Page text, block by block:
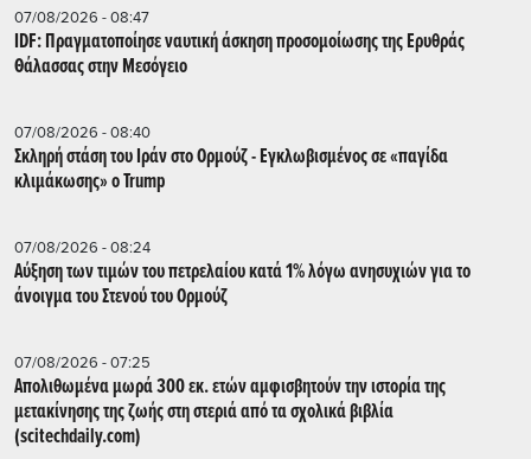
07/08/2026 - 08:47
IDF: Πραγματοποίησε ναυτική άσκηση προσομοίωσης της Ερυθράς
Θάλασσας στην Μεσόγειο
07/08/2026 - 08:40
Σκληρή στάση του Ιράν στο Ορμούζ - Εγκλωβισμένος σε «παγίδα
κλιμάκωσης» ο Trump
07/08/2026 - 08:24
Αύξηση των τιμών του πετρελαίου κατά 1% λόγω ανησυχιών για το
άνοιγμα του Στενού του Ορμούζ
07/08/2026 - 07:25
Απολιθωμένα μωρά 300 εκ. ετών αμφισβητούν την ιστορία της
μετακίνησης της ζωής στη στεριά από τα σχολικά βιβλία
(scitechdaily.com)